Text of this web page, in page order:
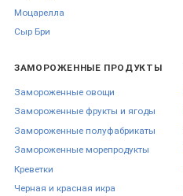
Моцарелла
Сыр Бри
ЗАМОРОЖЕННЫЕ ПРОДУКТЫ
Замороженные овощи
Замороженные фрукты и ягоды
Замороженные полуфабрикаты
Замороженные морепродукты
Креветки
Черная и красная икра